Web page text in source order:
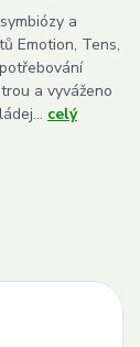
a
Emotion, Tens,
a vyváženo
celý